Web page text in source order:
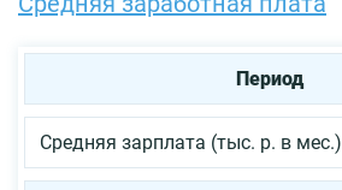
Период
Средняя зарплата (тыс. р. в мес.)